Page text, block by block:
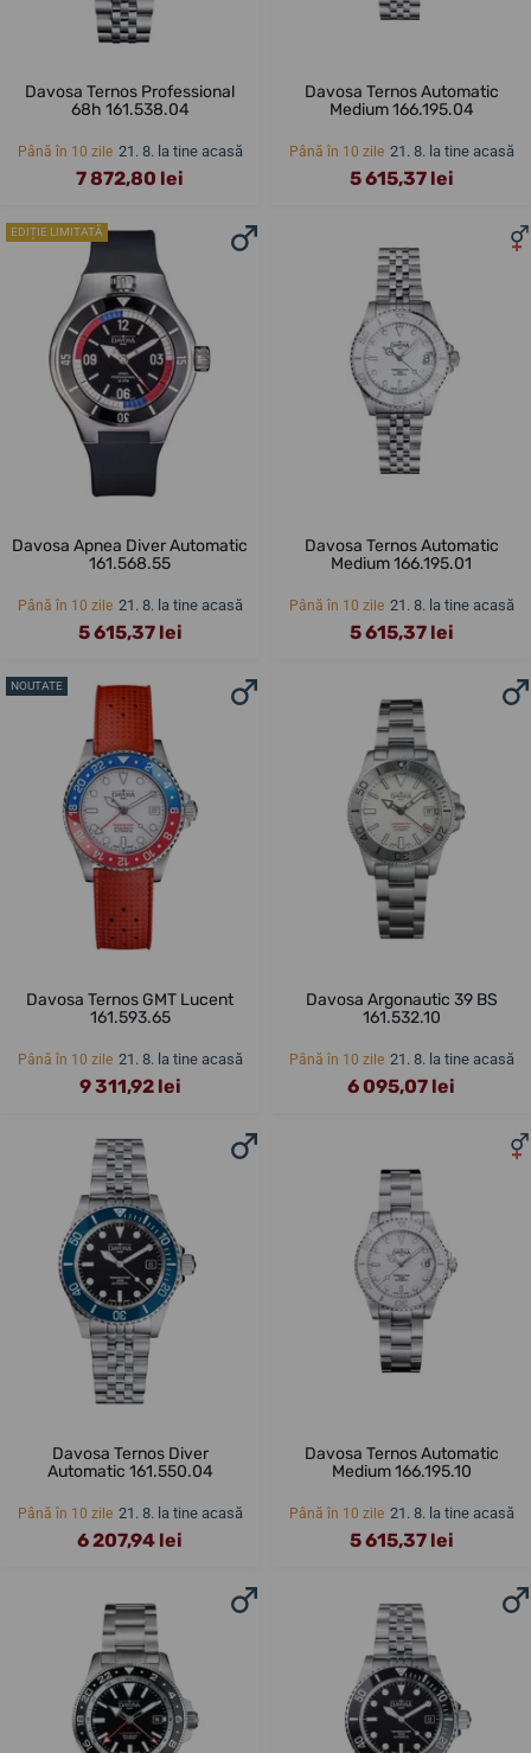
Davosa Ternos Professional
68h 161.538.04
Până în 10 zile 21. 8. la tine acasă
7 872,80 lei
Davosa Ternos Automatic
Medium 166.195.04
Până în 10 zile 21. 8. la tine acasă
5 615,37 lei
EDIȚIE LIMITATĂ
Davosa Apnea Diver Automatic
161.568.55
Până în 10 zile 21. 8. la tine acasă
5 615,37 lei
Davosa Ternos Automatic
Medium 166.195.01
Până în 10 zile 21. 8. la tine acasă
5 615,37 lei
NOUTATE
Davosa Ternos GMT Lucent
161.593.65
Până în 10 zile 21. 8. la tine acasă
9 311,92 lei
Davosa Argonautic 39 BS
161.532.10
Până în 10 zile 21. 8. la tine acasă
6 095,07 lei
Davosa Ternos Diver
Automatic 161.550.04
Până în 10 zile 21. 8. la tine acasă
6 207,94 lei
Davosa Ternos Automatic
Medium 166.195.10
Până în 10 zile 21. 8. la tine acasă
5 615,37 lei